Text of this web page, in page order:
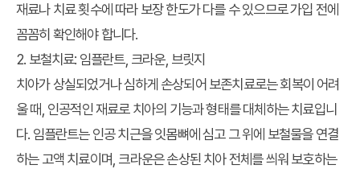
재료나 치료 횟수에 따라 보장 한도가 다를 수 있으므로 가입 전에
꼼꼼히 확인해야 합니다.
2. 보철치료: 임플란트, 크라운, 브릿지
치아가 상실되었거나 심하게 손상되어 보존치료로는 회복이 어려
울 때, 인공적인 재료로 치아의 기능과 형태를 대체하는 치료입니
다. 임플란트는 인공 치근을 잇몸뼈에 심고 그 위에 보철물을 연결
하는 고액 치료이며, 크라운은 손상된 치아 전체를 씌워 보호하는